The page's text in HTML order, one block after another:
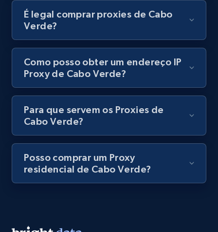
É legal comprar proxies de Cabo
Verde?
Como posso obter um endereço IP
Proxy de Cabo Verde?
Para que servem os Proxies de
Cabo Verde?
Posso comprar um Proxy
residencial de Cabo Verde?